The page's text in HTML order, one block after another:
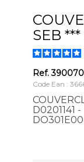
SEB
Ref.390070
Code Ean :
D0201141